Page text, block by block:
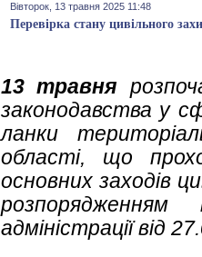
Вівторок, 13 травня 2025 11:48
Перевірка стану цивільного
13 травня
законодавства у
ланки
області, що
основних заходів
розпорядженням
адміністрації від